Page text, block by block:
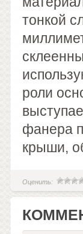
тонкой
роли
фанера
крыши,
Оценить: